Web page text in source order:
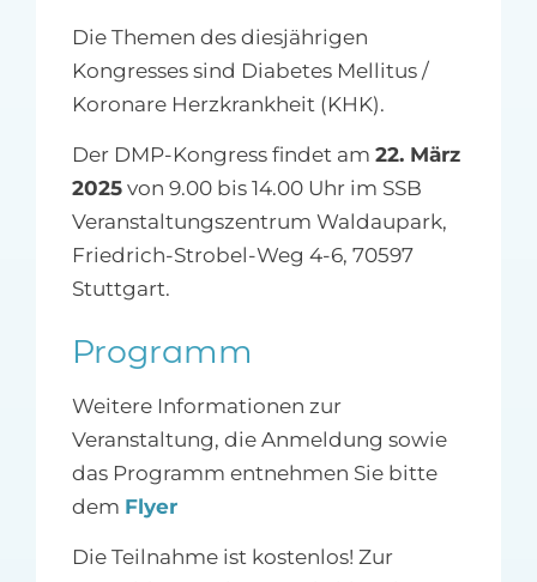
Die Themen des diesjährigen
Kongresses sind Diabetes Mellitus /
Koronare Herzkrankheit (KHK).
Der DMP-Kongress findet am 22. März
2025von 9.00 bis 14.00 Uhr im SSB
Veranstaltungszentrum Waldaupark,
Friedrich-Strobel-Weg 4-6, 70597
Stuttgart.
Programm
Weitere Informationen zur
Veranstaltung, die Anmeldung sowie
das Programm entnehmen Sie bitte
dem Flyer
Die Teilnahme ist kostenlos! Zur